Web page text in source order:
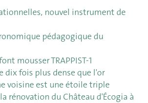
nouvel instrument de
pédagogique du
mousser TRAPPIST-1
dix fois plus dense que l'or
voisine est une étoile triple
rénovation du Château d'Écogia à